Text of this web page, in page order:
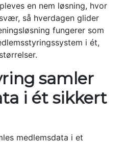
en nem løsning, hvor
så hverdagen glider
fungerer som
i ét,
samler
i ét sikkert
medlemsdata i et